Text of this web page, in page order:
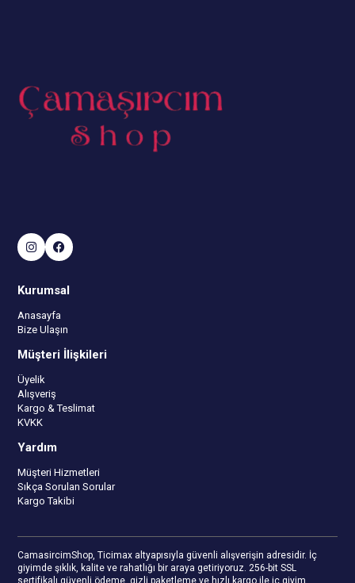
Kurumsal
Anasayfa
Bize Ulaşın
Müşteri İlişkileri
Üyelik
Alışveriş
Kargo & Teslimat
KVKK
Yardım
Müşteri Hizmetleri
Sıkça Sorulan Sorular
Kargo Takibi
CamasircimShop, Ticimax altyapısıyla güvenli alışverişin adresidir. İç
giyimde şıklık, kalite ve rahatlığı bir araya getiriyoruz. 256-bit SSL
sertifikalı güvenli ödeme, gizli paketleme ve hızlı kargo ile iç giyim